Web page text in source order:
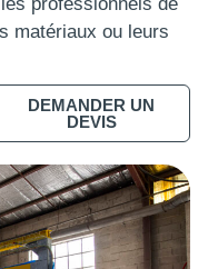
professionnels de
matériaux ou leurs
DEMANDER UN
DEVIS